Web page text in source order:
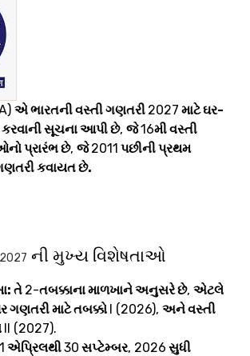
એ ભારતની વસ્તી ગણતરી 2027 માટે ઘર-
કરવાની સૂચના આપી છે, જે16મી વસ્તી
પ્રારંભ છે, જે2011 પછીની પ્રથમ
ગણતરી કવાયત છે.
2027 ની મુખ્ય વિશેષતાઓ
તે 2-તબક્કાના માળખાને અનુસરે છે, એટલે
ગણતરી માટે તબક્કો I (2026), અને વસ્તી
II (2027).
1 એપ્રિલથી30 સપ્ટેમ્બર, 2026 સુધી